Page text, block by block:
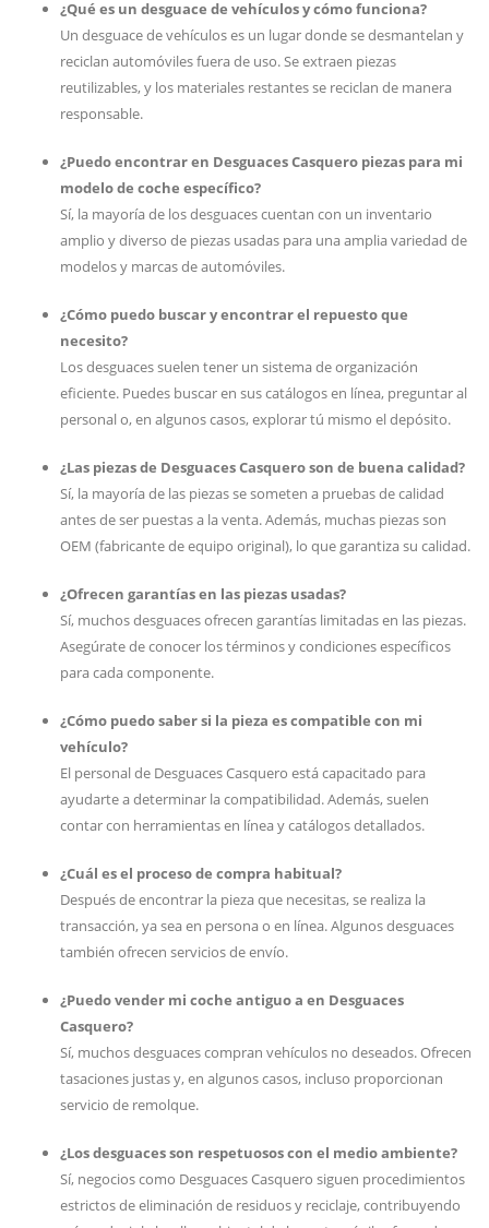
¿Qué es un desguace de vehículos y cómo funciona?
Un desguace de vehículos es un lugar donde se desmantelan y
reciclan automóviles fuera de uso. Se extraen piezas
reutilizables, y los materiales restantes se reciclan de manera
responsable.
¿Puedo encontrar en Desguaces Casquero piezas para mi
modelo de coche específico?
Sí, la mayoría de los desguaces cuentan con un inventario
amplio y diverso de piezas usadas para una amplia variedad de
modelos y marcas de automóviles.
¿Cómo puedo buscar y encontrar el repuesto que
necesito?
Los desguaces suelen tener un sistema de organización
eficiente. Puedes buscar en sus catálogos en línea, preguntar al
personal o, en algunos casos, explorar tú mismo el depósito.
¿Las piezas de Desguaces Casquero son de buena calidad?
Sí, la mayoría de las piezas se someten a pruebas de calidad
antes de ser puestas a la venta. Además, muchas piezas son
OEM (fabricante de equipo original), lo que garantiza su calidad.
¿Ofrecen garantías en las piezas usadas?
Sí, muchos desguaces ofrecen garantías limitadas en las piezas.
Asegúrate de conocer los términos y condiciones específicos
para cada componente.
¿Cómo puedo saber si la pieza es compatible con mi
vehículo?
El personal de Desguaces Casquero está capacitado para
ayudarte a determinar la compatibilidad. Además, suelen
contar con herramientas en línea y catálogos detallados.
¿Cuál es el proceso de compra habitual?
Después de encontrar la pieza que necesitas, se realiza la
transacción, ya sea en persona o en línea. Algunos desguaces
también ofrecen servicios de envío.
¿Puedo vender mi coche antiguo a en Desguaces
Casquero?
Sí, muchos desguaces compran vehículos no deseados. Ofrecen
tasaciones justas y, en algunos casos, incluso proporcionan
servicio de remolque.
¿Los desguaces son respetuosos con el medio ambiente?
Sí, negocios como Desguaces Casquero siguen procedimientos
estrictos de eliminación de residuos y reciclaje, contribuyendo